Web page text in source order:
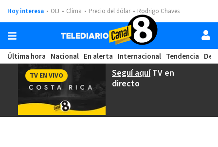
Hoy interesa OIJ Clima Precio del dólar Rodrigo Chaves
Última hora Nacional En alerta Internacional Tendencia
Seguí aquíTV en
directo
TV EN VIVO